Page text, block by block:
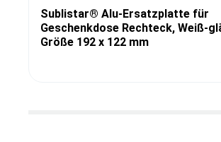
Sublistar® Alu-Ersatzplatte für
Geschenkdose Rechteck, Weiß-
Größe 192 x 122 mm